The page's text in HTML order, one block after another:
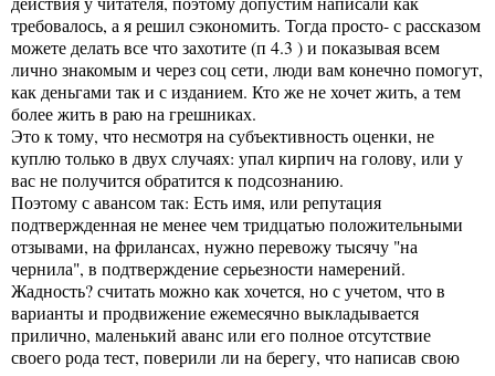
требовалось, а я решил сэкономить. Тогда просто- с рассказом
можете делать все что захотите (п 4.3 ) и показывая всем
лично знакомым и через соц сети, люди вам конечно помогут,
как деньгами так и с изданием. Кто же не хочет жить, а тем
более жить в раю на грешниках.
Это к тому, что несмотря на субъективность оценки, не
куплю только в двух случаях: упал кирпич на голову, или у
вас не получится обратится к подсознанию.
Поэтому с авансом так: Есть имя, или репутация
подтвержденная не менее чем тридцатью положительными
отзывами, на фрилансах, нужно перевожу тысячу "на
чернила", в подтверждение серьезности намерений.
Жадность? считать можно как хочется, но с учетом, что в
варианты и продвижение ежемесячно выкладывается
прилично, маленький аванс или его полное отсутствие
своего рода тест, поверили ли на берегу, что написав свою